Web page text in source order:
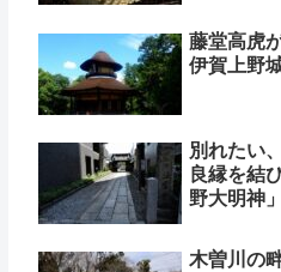
藤堂高虎
伊賀上野
別れたい
良縁を結
野大明神」
木曽川の